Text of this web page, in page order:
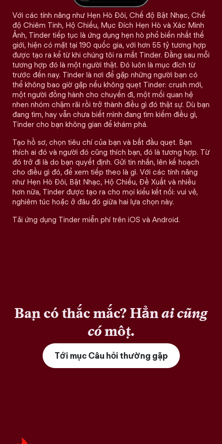
Với các tính năng như Hẹn Hò Đôi, Chế độ Bật Nhạc, Chế
độ Chiêm Tinh, Hộ Chiếu, Mục Đích Hẹn Hò và Xác Minh
Ảnh, Tinder tiếp tục là ứng dụng hẹn hò phổ biến nhất thế
giới, hiện có mặt tại 190 quốc gia, với hơn 55 tỷ tương hợp
được tạo ra kể từ khi chúng tôi ra mắt Tinder. Đằng sau mỗi
tương hợp đó là một người thật. Đó luôn là mục đích từ
trước đến nay. Tinder là nơi để gặp những người bạn có
thể không bao giờ gặp nếu không quẹt Tinder: crush mới,
một người đồng hành cho chuyến đi, một mối quan hệ
nhen nhóm chậm rãi rồi trở thành điều gì đó thật sự. Dù bạn
đang tìm, hay vẫn chưa biết mình đang tìm kiếm điều gì,
Tinder cho bạn không gian để khám phá.
Tạo hồ sơ, chọn tiêu chí của bạn và bắt đầu quẹt. Bạn
thích ai đó và người đó cũng thích bạn, đó là tương hợp. Từ
đó trở đi là do bạn quyết định. Gửi tin nhắn, lên kế hoạch
cho điều gì đó, để xem tiếp theo là gì. Với các tính năng
như Hẹn Hò Đôi, Bật Nhạc, Hộ Chiếu, Đề Xuất và nhiều
hơn nữa, Tinder được tạo ra cho mọi kiểu kết nối: vui vẻ,
nghiêm túc hoặc ở đâu đó giữa hai lựa chọn này.
Tải ứng dụng Tinder miễn phí trên iOS và Android.
Bạn có thắc mắc? Hẳnai cũng
cómột.
Tới mục Câu hỏi thường gặp